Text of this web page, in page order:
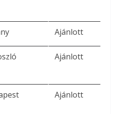
Ajánlott
Ajánlott
Ajánlott